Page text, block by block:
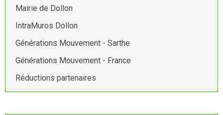
Mairie de Dollon
IntraMuros Dollon
Générations Mouvement - Sarthe
Générations Mouvement - France
Réductions partenaires